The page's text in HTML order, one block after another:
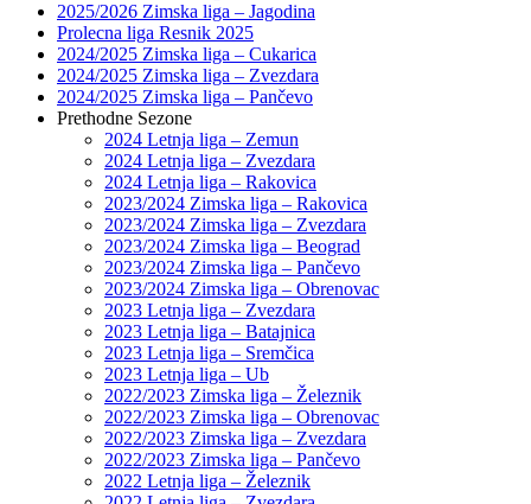
2025/2026 Zimska liga – Jagodina
Prolecna liga Resnik 2025
2024/2025 Zimska liga – Cukarica
2024/2025 Zimska liga – Zvezdara
2024/2025 Zimska liga – Pančevo
Prethodne Sezone
2024 Letnja liga – Zemun
2024 Letnja liga – Zvezdara
2024 Letnja liga – Rakovica
2023/2024 Zimska liga – Rakovica
2023/2024 Zimska liga – Zvezdara
2023/2024 Zimska liga – Beograd
2023/2024 Zimska liga – Pančevo
2023/2024 Zimska liga – Obrenovac
2023 Letnja liga – Zvezdara
2023 Letnja liga – Batajnica
2023 Letnja liga – Sremčica
2023 Letnja liga – Ub
2022/2023 Zimska liga – Železnik
2022/2023 Zimska liga – Obrenovac
2022/2023 Zimska liga – Zvezdara
2022/2023 Zimska liga – Pančevo
2022 Letnja liga – Železnik